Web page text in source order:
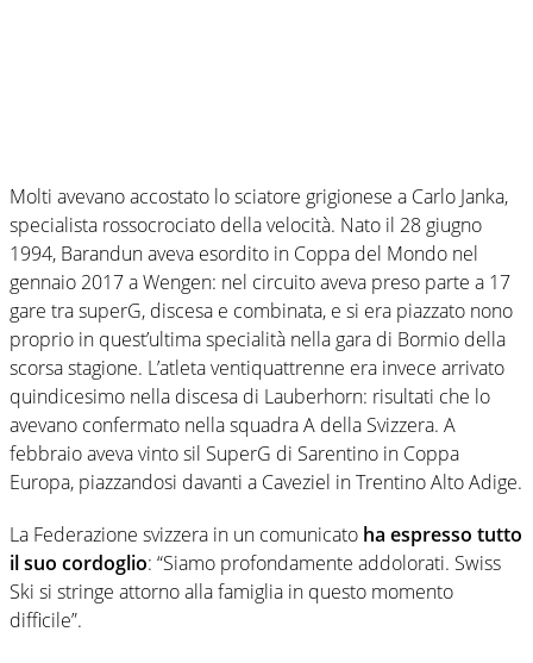
Molti avevano accostato lo sciatore grigionese a Carlo Janka,
specialista rossocrociato della velocità. Nato il 28 giugno
1994, Barandun aveva esordito in Coppa del Mondo nel
gennaio 2017 a Wengen: nel circuito aveva preso parte a 17
gare tra superG, discesa e combinata, e si era piazzato nono
proprio in quest’ultima specialità nella gara di Bormio della
scorsa stagione. L’atleta ventiquattrenne era invece arrivato
quindicesimo nella discesa di Lauberhorn: risultati che lo
avevano confermato nella squadra A della Svizzera. A
febbraio aveva vinto sil SuperG di Sarentino in Coppa
Europa, piazzandosi davanti a Caveziel in Trentino Alto Adige.
La Federazione svizzera in un comunicato ha espresso tutto
il suo cordoglio: “Siamo profondamente addolorati. Swiss
Ski si stringe attorno alla famiglia in questo momento
difficile”.